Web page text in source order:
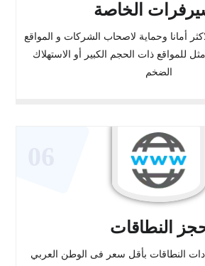
الخاصة
أمانا وحماية لاصحاب الشركات و المواقع
للمواقع ذات الحجم الكبير أو الاستهلاك
الضخم
النطاقات
النطاقات بأقل سعر فى الوطن العربي